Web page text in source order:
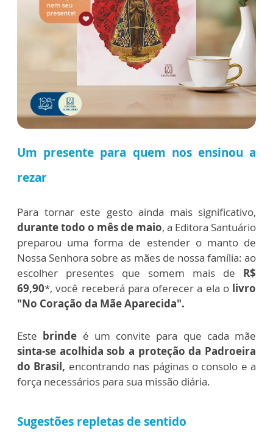
Um presente para quem nos ensinou a
rezar
Para tornar este gesto ainda mais significativo,
durante todo o mês de maio, a Editora Santuário
preparou uma forma de estender o manto de
Nossa Senhora sobre as mães de nossa família: ao
escolher presentes que somem mais de R$
69,90*, você receberá para oferecer a ela o livro
"No Coração da Mãe Aparecida".
Este brinde é um convite para que cada mãe
sinta-se acolhida sob a proteção da Padroeira
do Brasil, encontrando nas páginas o consolo e a
força necessários para sua missão diária.
Sugestões repletas de sentido